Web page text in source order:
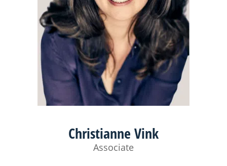
Christianne Vink
Associate